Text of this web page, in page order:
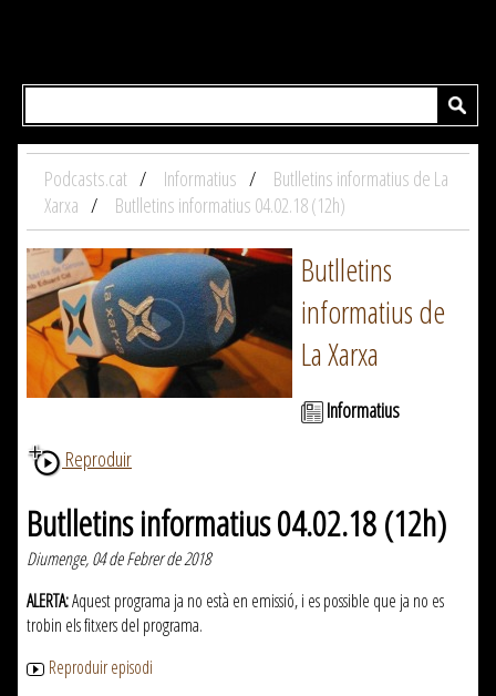
Podcasts.cat Informatius
Butlletins informatius de La
Xarxa
Butlletins informatius 04.02.18 (12h)
Butlletins
informatius de
La Xarxa
Informatius
Reproduir
Butlletins informatius 04.02.18 (12h)
Diumenge, 04 de Febrer de 2018
ALERTA:Aquest programa ja no està en emissió, i es possible que ja no es
trobin els fitxers del programa.
Reproduir episodi